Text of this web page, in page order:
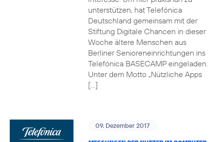
unterstützen, hat Telefónica
Deutschland gemeinsam mit der
Stiftung Digitale Chancen in dieser
Woche ältere Menschen aus
Berliner Senioreneinrichtungen ins
Telefónica BASECAMP eingeladen.
Unter dem Motto „Nützliche Apps
[…]
09. Dezember 2017